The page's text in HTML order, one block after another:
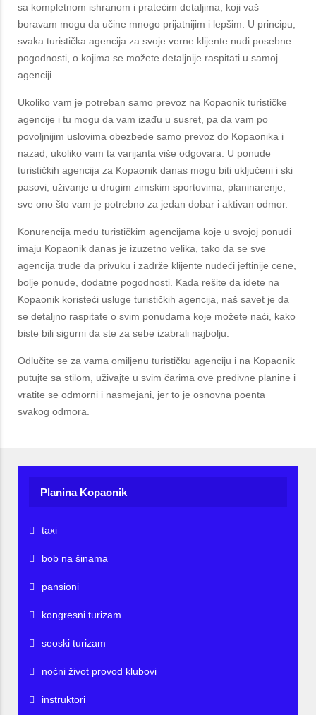
sa kompletnom ishranom i pratećim detaljima, koji vaš
boravam mogu da učine mnogo prijatnijim i lepšim. U principu,
svaka turistička agencija za svoje verne klijente nudi posebne
pogodnosti, o kojima se možete detaljnije raspitati u samoj
agenciji.
Ukoliko vam je potreban samo prevoz na Kopaonik turističke
agencije i tu mogu da vam izađu u susret, pa da vam po
povoljnijim uslovima obezbede samo prevoz do Kopaonika i
nazad, ukoliko vam ta varijanta više odgovara. U ponude
turističkih agencija za Kopaonik danas mogu biti uključeni i ski
pasovi, uživanje u drugim zimskim sportovima, planinarenje,
sve ono što vam je potrebno za jedan dobar i aktivan odmor.
Konurencija među turističkim agencijama koje u svojoj ponudi
imaju Kopaonik danas je izuzetno velika, tako da se sve
agencija trude da privuku i zadrže klijente nudeći jeftinije cene,
bolje ponude, dodatne pogodnosti. Kada rešite da idete na
Kopaonik koristeći usluge turističkih agencija, naš savet je da
se detaljno raspitate o svim ponudama koje možete naći, kako
biste bili sigurni da ste za sebe izabrali najbolju.
Odlučite se za vama omiljenu turističku agenciju i na Kopaonik
putujte sa stilom, uživajte u svim čarima ove predivne planine i
vratite se odmorni i nasmejani, jer to je osnovna poenta
svakog odmora.
Planina Kopaonik
taxi
bob na šinama
pansioni
kongresni turizam
seoski turizam
noćni život provod klubovi
instruktori